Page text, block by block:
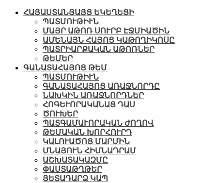
ՀԱՅԱՍՏԱՆՅԱՅՑ ԵԿԵՂԵՑԻ
ՊԱՏՄՈՒԹԻՒՆ
ՄԱՅՐ ԱԹՈՌ ՍՈՒՐԲ ԷՋՄԻԱԾԻՆ
ԱՄԵՆԱՅՆ ՀԱՅՈՑ ԿԱԹՈՂԻԿՈՍԸ
ՊԱՏՐԻԱՐՔԱԿԱՆ ԱԹՈՌՆԵՐ
ԹԵՄԵՐ
ԳԱՆԱՏԱՀԱՅՈՑ ԹԵՄ
ՊԱՏՄՈՒԹԻՒՆ
ԳԱՆԱՏԱՀԱՅՈՑ ԱՌԱՋՆՈՐԴԸ
ՆԱԽԿԻՆ ԱՌԱՋՆՈՐԴՆԵՐ
ՀՈԳԵՒՈՐԱԿԱՆԱՑ ԴԱՍ
ԾՈՒԽԵՐ
ՊԱՏԳԱՄԱՒՈՐԱԿԱՆ ԺՈՂՈՎ
ԹԵՄԱԿԱՆ ԽՈՐՀՈՒՐԴ
ԿԱԼՈՒԱԾՈՑ ՄԱՐՄԻՆ
ՄՆԱՅՈՒՆ ՀԻՄՆԱԴՐԱՄ
ԱՇԽԱՏԱԿԱԶՄԸ
ՓԱՍՏԱԹՂԹԵՐ
ՅԵՏԱԴԱՐՁ ԿԱՊ